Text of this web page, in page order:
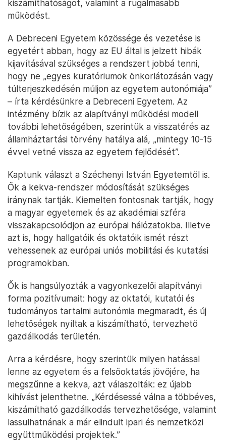
kiszámíthatóságot, valamint a rugalmasabb
működést.
A Debreceni Egyetem közössége és vezetése is
egyetért abban, hogy az EU által is jelzett hibák
kijavításával szükséges a rendszert jobbá tenni,
hogy ne „egyes kuratóriumok önkorlátozásán vagy
túlterjeszkedésén múljon az egyetem autonómiája”
– írta kérdésünkre a Debreceni Egyetem. Az
intézmény bízik az alapítványi működési modell
további lehetőségében, szerintük a visszatérés az
államháztartási törvény hatálya alá, „mintegy 10-15
évvel vetné vissza az egyetem fejlődését”.
Kaptunk választ a Széchenyi István Egyetemtől is.
Ők a kekva-rendszer módosítását szükséges
iránynak tartják. Kiemelten fontosnak tartják, hogy
a magyar egyetemek és az akadémiai szféra
visszakapcsolódjon az európai hálózatokba. Illetve
azt is, hogy hallgatóik és oktatóik ismét részt
vehessenek az európai uniós mobilitási és kutatási
programokban.
Ők is hangsúlyozták a vagyonkezelői alapítványi
forma pozitívumait: hogy az oktatói, kutatói és
tudományos tartalmi autonómia megmaradt, és új
lehetőségek nyíltak a kiszámítható, tervezhető
gazdálkodás területén.
Arra a kérdésre, hogy szerintük milyen hatással
lenne az egyetem és a felsőoktatás jövőjére, ha
megszűnne a kekva, azt válaszolták: ez újabb
kihívást jelenthetne. „Kérdésessé válna a többéves,
kiszámítható gazdálkodás tervezhetősége, valamint
lassulhatnának a már elindult ipari és nemzetközi
együttműködési projektek.”